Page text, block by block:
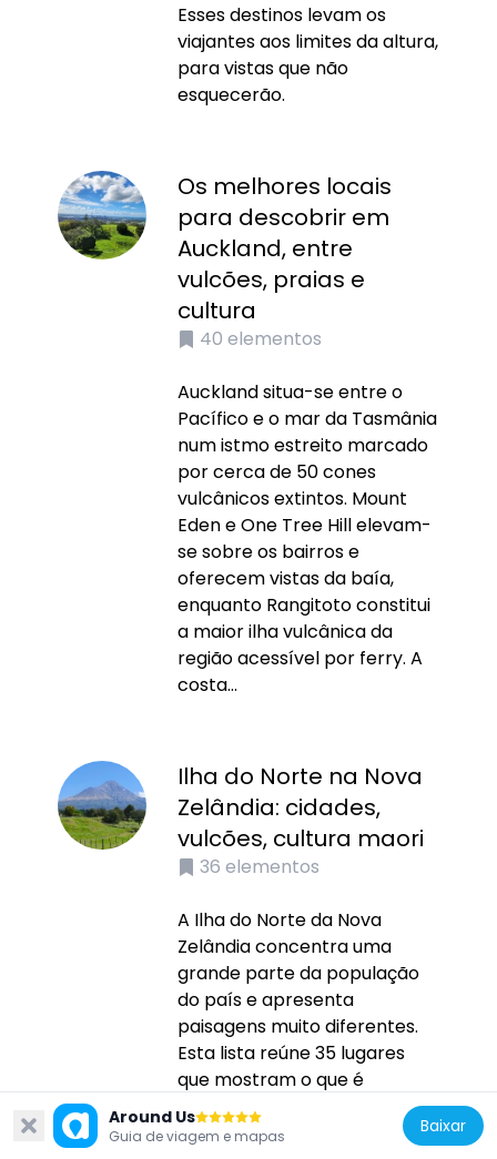
Esses destinos levam os
viajantes aos limites da altura,
para vistas que não
esquecerão.
Os melhores locais
para descobrir em
Auckland, entre
vulcões, praias e
cultura
40 elementos
Auckland situa-se entre o
Pacífico e o mar da Tasmânia
num istmo estreito marcado
por cerca de 50 cones
vulcânicos extintos. Mount
Eden e One Tree Hill elevam-
se sobre os bairros e
oferecem vistas da baía,
enquanto Rangitoto constitui
a maior ilha vulcânica da
região acessível por ferry. A
costa...
Ilha do Norte na Nova
Zelândia: cidades,
vulcões, cultura maori
36 elementos
A Ilha do Norte da Nova
Zelândia concentra uma
grande parte da população
do país e apresenta
paisagens muito diferentes.
Esta lista reúne 35 lugares
que mostram o que é
possível ver lá: cidades como
Auckland e Wellington,
Around Us
Guia de viagem e mapas Baixar